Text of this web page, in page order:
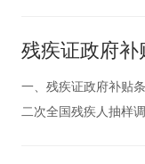
员会或者供养服务机
乡镇人民政府、街道
残疾证政府补
一、残疾证政府补贴
二次全国残疾人抽样